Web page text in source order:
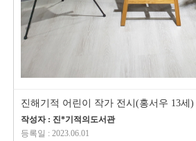
진해기적 어린이 작가 전시(홍서우 13세)
작성자 : 진*기적의도서관
등록일 : 2023.06.01